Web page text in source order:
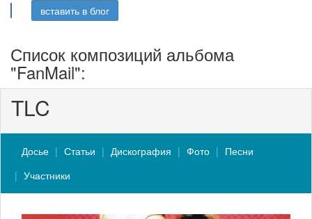
вставить в блог
Список композиций альбома
"FanMail":
TLC
Досье Статьи Дискография Фото
Песни
Участники